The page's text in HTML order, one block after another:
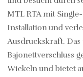
MTL RTA mit
Installation und
Ausdruckskraft.
Bajonettverschluss
Wickeln und bietet